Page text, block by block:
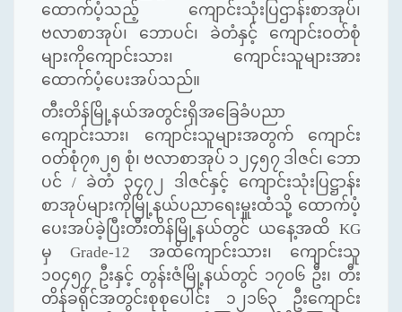
ထောက်ပံ့သည့် ကျောင်းသုံးပြဌာန်းစာအုပ်၊
ဗလာစာအုပ်၊ ဘောပင်၊ ခဲတံနှင့် ကျောင်းဝတ်စုံ
များကိုကျောင်းသား၊ ကျောင်းသူများအား
ထောက်ပံ့ပေးအပ်သည်။
တီးတိန်မြို့နယ်အတွင်းရှိအခြေခံပညာ
ကျောင်းသား၊ ကျောင်းသူများအတွက် ကျောင်း
ဝတ်စုံ၇၈၂၅ စုံ၊ ဗလာစာအုပ် ၁၂၄၅၇ ဒါဇင်၊ ဘော
ပင် / ခဲတံ ၃၄၇၂ ဒါဇင်နှင့် ကျောင်းသုံးပြဋ္ဌာန်း
စာအုပ်များကိုမြို့နယ်ပညာရေးမှူးထံသို့ ထောက်ပံ့
ပေးအပ်ခဲ့ပြီးတီးတိန်မြို့နယ်တွင် ယနေ့အထိ KG
မှGrade-12 အထိကျောင်းသား၊ ကျောင်းသူ
၁၀၄၅၇ ဦးနှင့် တွန်းဇံမြို့နယ်တွင် ၁၇၀၆ ဦး၊ တီး
တိန်ခရိုင်အတွင်းစုစုပေါင်း ၁၂၁၆၃ ဦးကျောင်း